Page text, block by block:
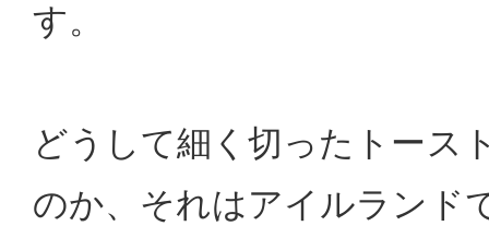
す。
どうして細く切ったトース
のか、それはアイルランド